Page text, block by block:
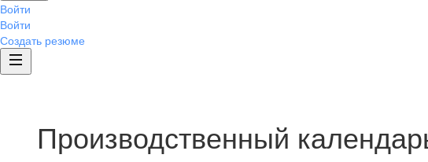
Войти
Войти
Создать резюме
Производственный